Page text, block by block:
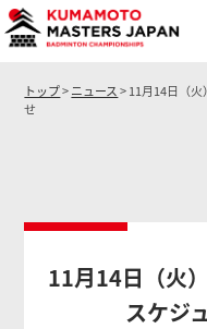
トップ>ニュース > 11月14日（
せ
11月14日（火
スケジ